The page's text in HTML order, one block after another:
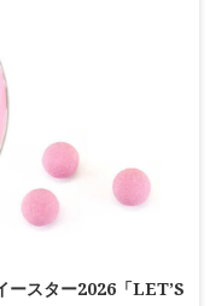
ースター2026「LET’S